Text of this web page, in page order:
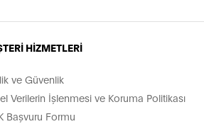
HİZMETLERİ
ve Güvenlik
Verilerin İşlenmesi ve Koruma Politikası
Başvuru Formu